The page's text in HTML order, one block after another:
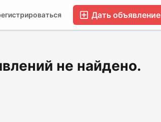
Дать объявление
не найдено.